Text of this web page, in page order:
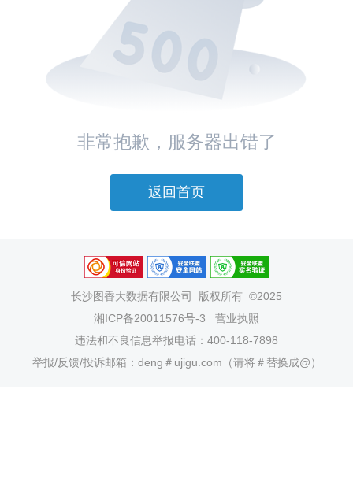
非常抱歉，服务器出错了
返回首页
长沙图香大数据有限公司
版权所有 ©2025
湘ICP备20011576号-3
营业执照
违法和不良信息举报电话：400-118-7898
举报/反馈/投诉邮箱：deng＃ujigu.com（请将＃替换成@）